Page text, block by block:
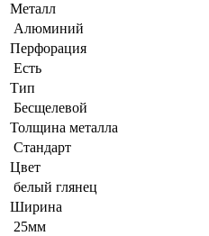
Металл
Алюминий
Перфорация
Есть
Тип
Бесщелевой
Толщина металла
Стандарт
Цвет
белый глянец
Ширина
25мм